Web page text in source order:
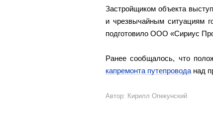
Застройщиком объекта
и чрезвычайным ситуациям
подготовило ООО «Сириус
Ранее сообщалось, что
капремонта путепровода над
Автор: Кирилл Опекунский